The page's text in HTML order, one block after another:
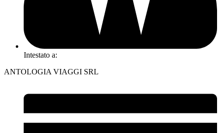
Intestato a:
ANTOLOGIA VIAGGI SRL